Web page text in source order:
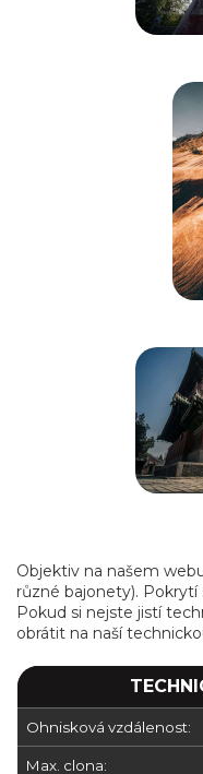
Objektiv na našem
různé bajonety). Pokrytí
Pokud si nejste jistí
obrátit na naší
Ohnisková vzdálenost:
Max. clona: